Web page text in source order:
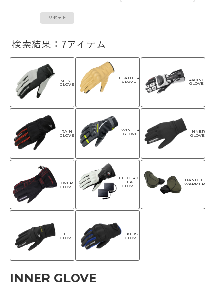
リセット
検索結果：7アイテム
MESH
GLOVE
LEATHER
GLOVE
RACING
GLOVE
RAIN
GLOVE
WINTER
GLOVE
INNER
GLOVE
OVER
GLOVE
ELECTRIC
HEAT
GLOVE
HANDLE
WARMER
FIT
GLOVE
KIDS
GLOVE
INNER GLOVE